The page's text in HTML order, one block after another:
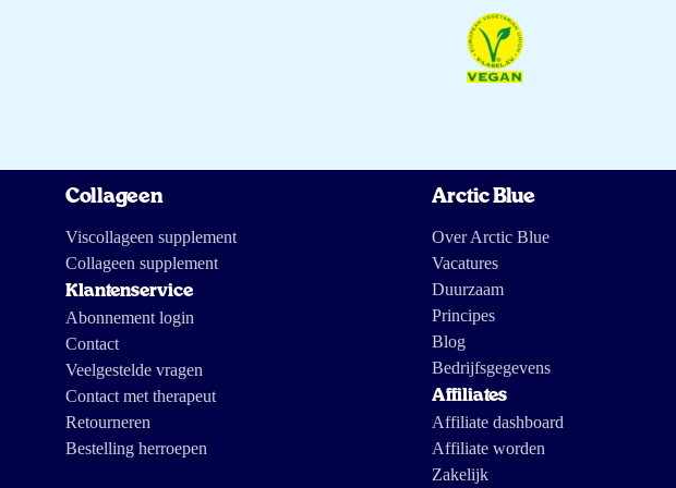
Collageen
Viscollageen supplement
Collageen supplement
Klantenservice
Abonnement login
Contact
Veelgestelde vragen
Contact met therapeut
Retourneren
Bestelling herroepen
Arctic Blue
Over Arctic Blue
Vacatures
Duurzaam
Principes
Blog
Bedrijfsgegevens
Affiliates
Affiliate dashboard
Affiliate worden
Zakelijk